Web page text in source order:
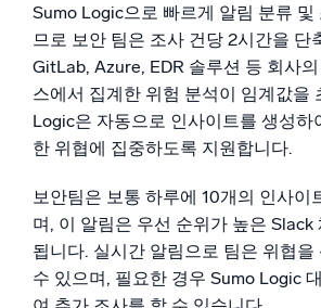
Sumo Logic으로 빠르게 알림 분류 및
므로 보안 팀은 조사 건당 2시간을 단
GitLab, Azure, EDR 솔루션 등 회사
스에서 집계한 위험 분석이 임계값을
Logic은 자동으로 인사이트를 생성하
한 위협에 집중하도록 지원합니다.
보안팀은 보통 하루에 10개의 인사이
며, 이 알림은 우선 순위가 높은 Slack
됩니다. 실시간 알림으로 팀은 위협
수 있으며, 필요한 경우 Sumo Logic